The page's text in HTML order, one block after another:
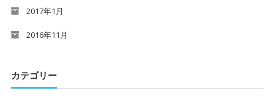
2017年1月
2016年11月
カテゴリー